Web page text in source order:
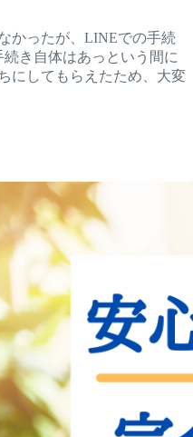
かったが、LINEでの手続
き自体はあっという間に
にしてもらえたため、大変